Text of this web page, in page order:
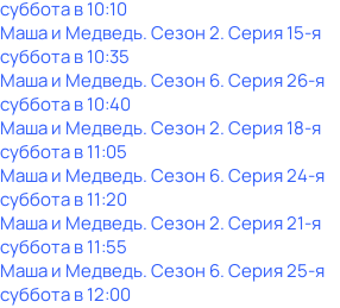
субботав10:10
Маша и Медведь. Сезон 2. Серия 15-я
субботав10:35
Маша и Медведь. Сезон 6. Серия 26-я
субботав10:40
Маша и Медведь. Сезон 2. Серия 18-я
субботав11:05
Маша и Медведь. Сезон 6. Серия 24-я
субботав11:20
Маша и Медведь. Сезон 2. Серия 21-я
субботав11:55
Маша и Медведь. Сезон 6. Серия 25-я
субботав12:00